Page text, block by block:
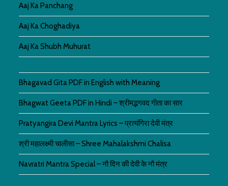
Aaj Ka Panchang
Aaj Ka Choghadiya
Aaj Ka Shubh Muhurat
Bhagavad Gita PDF in English with Meaning
Bhagwat Geeta PDF in Hindi – श्रीमद्भगवद गीता का सार
Pratyangira Devi Mantra Lyrics – प्रत्यंगिरा देवी मंत्र
श्री महालक्ष्मी चालीसा – Shree Mahalakshmi Chalisa
Navratri Mantra Special – नौ दिन की देवी के नौ मंत्र